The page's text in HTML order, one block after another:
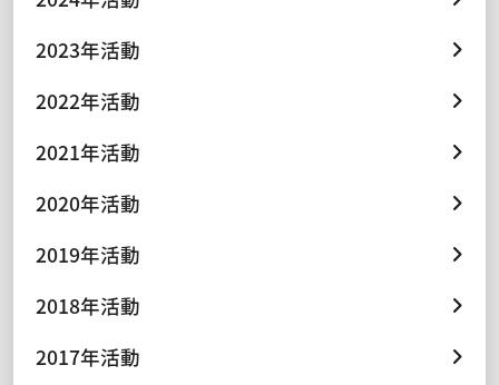
2023年活動
2022年活動
2021年活動
2020年活動
2019年活動
2018年活動
2017年活動